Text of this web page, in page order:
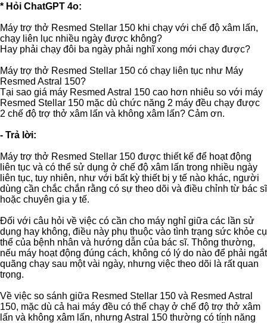
* Hỏi ChatGPT 4o:
Máy trợ thở Resmed Stellar 150 khi chạy với chế độ xâm lấn,
chạy liên lục nhiều ngày được không?
Hay phải chạy đôi ba ngày phải nghĩ xong mới chạy được?
Máy trợ thở Resmed Stellar 150 có chạy liên tục như Máy
Resmed Astral 150?
Tại sao giá máy Resmed Astral 150 cao hơn nhiêu so với máy
Resmed Stellar 150 mặc dù chức năng 2 máy đều chạy được
2 chế độ trợ thở xâm lấn và không xâm lấn? Cảm ơn.
- Trả lời:
Máy trợ thở Resmed Stellar 150 được thiết kế để hoạt động
liên tục và có thể sử dụng ở chế độ xâm lấn trong nhiều ngày
liên tục, tuy nhiên, như với bất kỳ thiết bị y tế nào khác, người
dùng cần chắc chắn rằng có sự theo dõi và điều chỉnh từ bác sĩ
hoặc chuyên gia y tế.
Đối với câu hỏi về việc có cần cho máy nghỉ giữa các lần sử
dụng hay không, điều này phụ thuộc vào tình trạng sức khỏe cụ
thể của bệnh nhân và hướng dẫn của bác sĩ. Thông thường,
nếu máy hoạt động đúng cách, không có lý do nào để phải ngắt
quãng chạy sau một vài ngày, nhưng việc theo dõi là rất quan
trọng.
Về việc so sánh giữa Resmed Stellar 150 và Resmed Astral
150, mặc dù cả hai máy đều có thể chạy ở chế độ trợ thở xâm
lấn và không xâm lấn, nhưng Astral 150 thường có tính năng